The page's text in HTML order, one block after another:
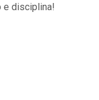
e disciplina!